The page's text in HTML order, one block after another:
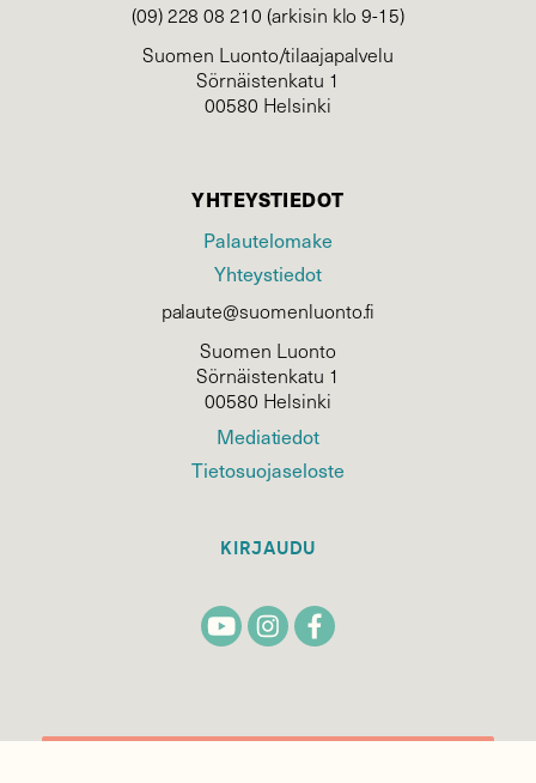
(09) 228 08 210 (arkisin klo 9-15)
Suomen Luonto/tilaajapalvelu
Sörnäistenkatu 1
00580 Helsinki
YHTEYSTIEDOT
Palautelomake
Yhteystiedot
palaute@suomenluonto.fi
Suomen Luonto
Sörnäistenkatu 1
00580 Helsinki
Mediatiedot
Tietosuojaseloste
KIRJAUDU